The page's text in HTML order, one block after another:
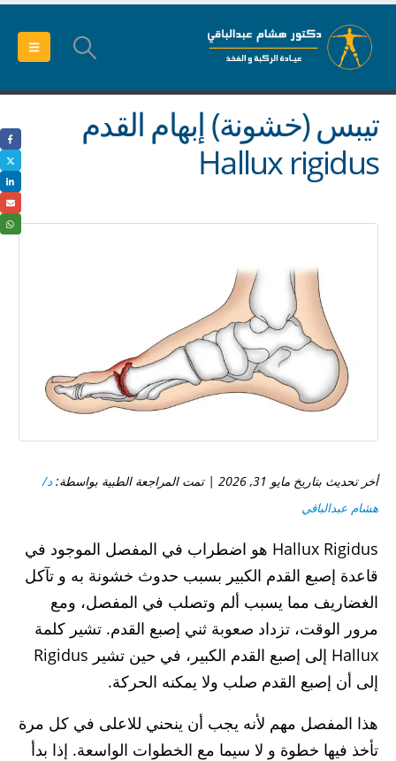
تيبس (خشونة) إبهام القدم
Hallux rigidus
أخر تحديث بتاريخ مايو 31, 2026 | تمت المراجعة الطبية بواسطة:
د/
هشام عبدالباقي
Hallux Rigidus هو اضطراب في المفصل الموجود في
قاعدة إصبع القدم الكبير بسبب حدوث خشونة به و تآكل
الغضاريف مما يسبب ألم وتصلب في المفصل، ومع
مرور الوقت، تزداد صعوبة ثني إصبع القدم. تشير كلمة
Hallux إلى إصبع القدم الكبير، في حين تشير Rigidus
إلى أن إصبع القدم صلب ولا يمكنه الحركة.
هذا المفصل مهم لأنه يجب أن ينحني للاعلى في كل مرة
تأخذ فيها خطوة و لا سيما مع الخطوات الواسعة. إذا بدأ